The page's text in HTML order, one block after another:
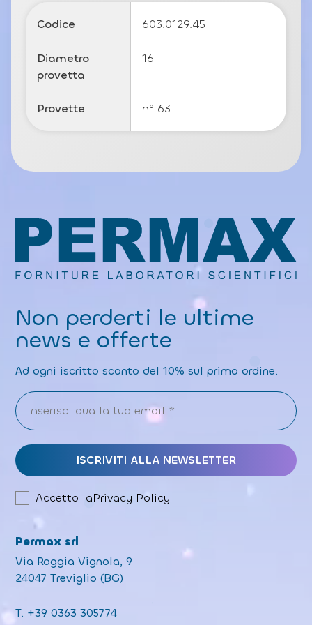
li
Codice 603.0129.45
Diametro
provetta
16
Provette n° 63
Non perderti le ultime
news e offerte
Ad ogni iscritto sconto del 10% sul primo ordine.
Accetto laPrivacy Policy
Permax srl
Via Roggia Vignola, 9
24047 Treviglio (BG)
T. +39 0363 305774